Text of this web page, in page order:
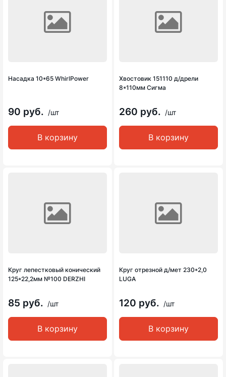
Насадка 10*65 WhirlPower
90 руб. /шт
В корзину
Хвостовик 151110 д/дрели
8*110мм Сигма
260 руб. /шт
В корзину
Круг лепестковый конический
125*22,2мм №100 DERZHI
85 руб. /шт
В корзину
Круг отрезной д/мет 230*2,0
LUGA
120 руб. /шт
В корзину